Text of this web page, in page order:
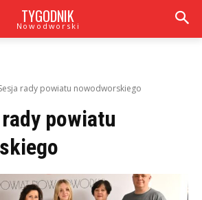
TYGODNIK
Nowodworski
rady powiatu nowodworskiego
powiatu